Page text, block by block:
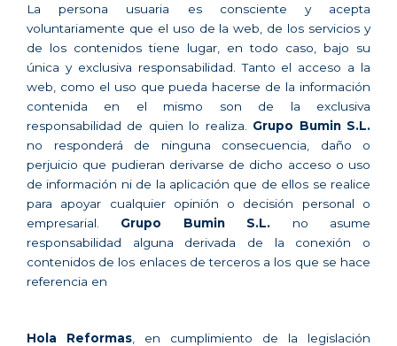
La persona usuaria es consciente y acepta
voluntariamente que el uso de la web, de los servicios y
de los contenidos tiene lugar, en todo caso, bajo su
única y exclusiva responsabilidad. Tanto el acceso a la
web, como el uso que pueda hacerse de la información
contenida en el mismo son de la exclusiva
responsabilidad de quien lo realiza. Grupo Bumin S.L.
no responderá de ninguna consecuencia, daño o
perjuicio que pudieran derivarse de dicho acceso o uso
de información ni de la aplicación que de ellos se realice
para apoyar cualquier opinión o decisión personal o
empresarial.
Grupo Bumin S.L. no asume
responsabilidad alguna derivada de la conexión o
contenidos de los enlaces de terceros a los que se hace
referencia en
Hola Reformas , en cumplimiento de la legislación